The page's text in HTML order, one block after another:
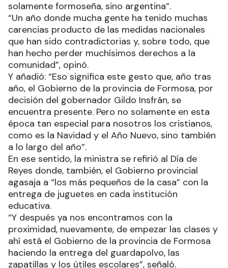
solamente formoseña, sino argentina”.
“Un año donde mucha gente ha tenido muchas
carencias producto de las medidas nacionales
que han sido contradictorias y, sobre todo, que
han hecho perder muchísimos derechos a la
comunidad”, opinó.
Y añadió: “Eso significa este gesto que, año tras
año, el Gobierno de la provincia de Formosa, por
decisión del gobernador Gildo Insfrán, se
encuentra presente. Pero no solamente en esta
época tan especial para nosotros los cristianos,
como es la Navidad y el Año Nuevo, sino también
a lo largo del año”.
En ese sentido, la ministra se refirió al Día de
Reyes donde, también, el Gobierno provincial
agasaja a “los más pequeños de la casa” con la
entrega de juguetes en cada institución
educativa.
“Y después ya nos encontramos con la
proximidad, nuevamente, de empezar las clases y
ahí está el Gobierno de la provincia de Formosa
haciendo la entrega del guardapolvo, las
zapatillas y los útiles escolares”, señaló.